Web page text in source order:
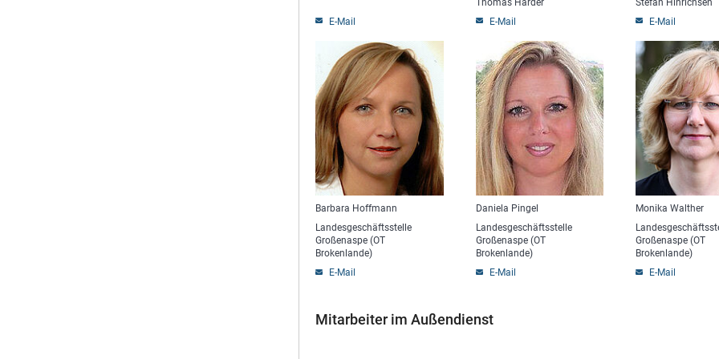
E-Mail
E-Mail
E-Mail
Barbara Hoffmann
Landesgeschäftsstelle
Großenaspe (OT
Brokenlande)
E-Mail
Daniela Pingel
Landesgeschäftsstelle
Großenaspe (OT
Brokenlande)
E-Mail
Monika Walther
Großenaspe (OT
Brokenlande)
E-Mail
Mitarbeiter im Außendienst